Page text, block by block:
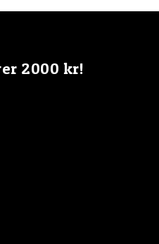
2000 kr!